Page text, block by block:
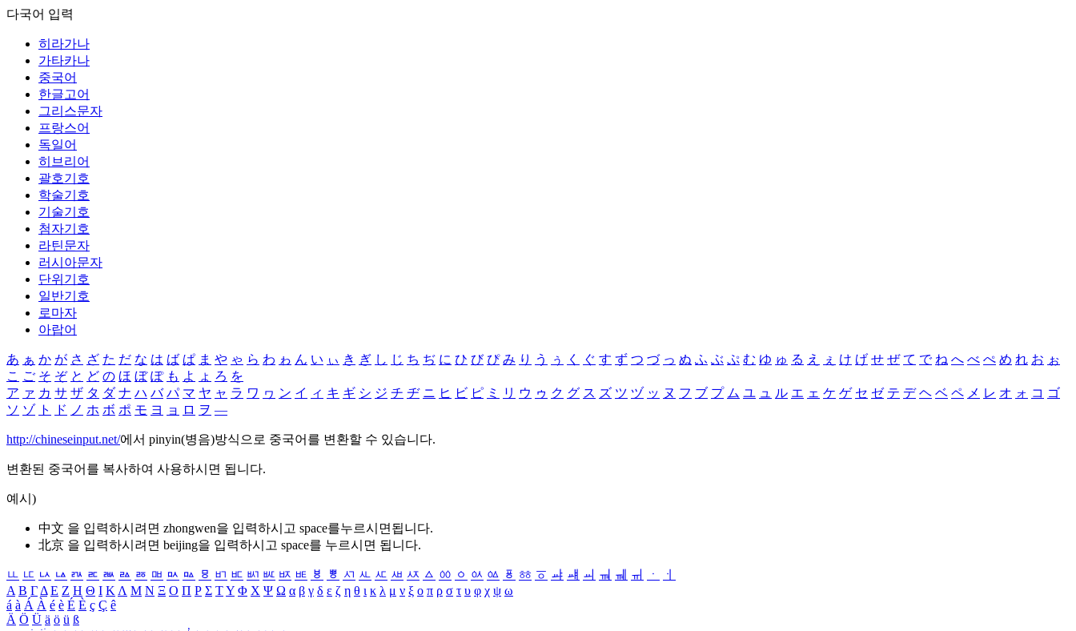
다국어 입력
히라가나
가타카나
중국어
한글고어
그리스문자
프랑스어
독일어
히브리어
괄호기호
학술기호
기술기호
첨자기호
라틴문자
러시아문자
단위기호
일반기호
로마자
아랍어
あ ぁ か が さ ざ た だ な は ば ぱ ま や ゃ ら わ ゎ ん い ぃ き ぎ し じ ち ぢ に ひ び ぴ み り う ぅ く ぐ す ず つ づ っ ぬ ふ ぶ ぷ む ゆ ゅ る え ぇ け げ せ ぜ て で ね へ べ ぺ め れ お ぉ
こ ご そ ぞ と ど の ほ ぼ ぽ も よ ょ ろ を
ア ァ カ サ ザ タ ダ ナ ハ バ パ マ ヤ ャ ラ ワ ヮ ン イ ィ キ ギ シ ジ チ ヂ ニ ヒ ビ ピ ミ リ ウ ゥ ク グ ス ズ ツ ヅ ッ ヌ フ ブ プ ム ユ ュ ル エ ェ ケ ゲ セ ゼ テ デ ヘ ベ ペ メ レ オ ォ コ ゴ
ソ ゾ ト ド ノ ホ ボ ポ モ ヨ ョ ロ ヲ ―
http://chineseinput.net/에서 pinyin(병음)방식으로 중국어를 변환할 수 있습니다.
변환된 중국어를 복사하여 사용하시면 됩니다.
예시)
中文 을 입력하시려면 zhongwen을 입력하시고 space를누르시면됩니다.
北京 을 입력하시려면 beijing을 입력하시고 space를 누르시면 됩니다.
ㅥ ㅦ ㅧ ㅨ ㅩ ㅪ ㅫ ㅬ ㅭ ㅮ ㅯ ㅰ ㅱ ㅲ ㅳ ㅴ ㅵ ㅶ ㅷ ㅸ ㅹ ㅺ ㅻ ㅼ ㅽ ㅾ ㅿ ㆀ ㆁ ㆂ ㆃ ㆄ ㆅ ㆆ ㆇ ㆈ ㆉ ㆊ ㆋ ㆌ ㆍ
ㆎ
Α Β ΓΔ Ε Ζ Η Θ Ι ΚΛ Μ Ν Ξ Ο Π Ρ Σ ΤΥ Φ Χ Ψ Ω α β γ δ ε ζ η θ ι κ λ μ ν ξ ο π ρ σ τ υ φ χ ψ ω
á à Á À é è É È ç Ç ê
Ä Ö Ü ä ö ü ß